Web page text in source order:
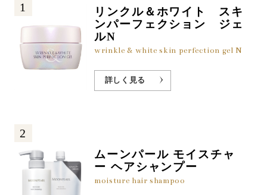
1
リンクル＆ホワイト スキ
ンパーフェクション ジェ
ルN
wrinkle & white skin perfection gel N
詳しく見る
2
ムーンパール モイスチャ
ー ヘアシャンプー
moisture hair shampoo